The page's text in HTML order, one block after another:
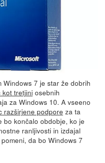
7 je star že dobrih
kot tretjiniosebnih
za Windows 10. A vseeno
razširjene podpore za ta
bo končalo obdobje, ko je
ranljivosti in izdajal
da bo Windows 7